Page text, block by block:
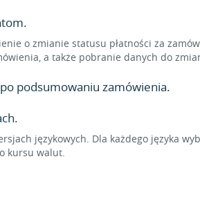
o zmianie statusu płatności za
a także pobranie danych do
podsumowaniu zamówienia.
językowych. Dla każdego języka
kursu walut.